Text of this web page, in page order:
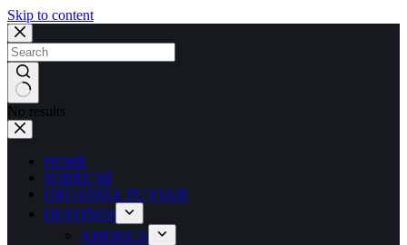
Skip to content
No results
HOME
SOBRE Mí
ORGANIZA TU VIAJE
DESTINOS
AMERICA